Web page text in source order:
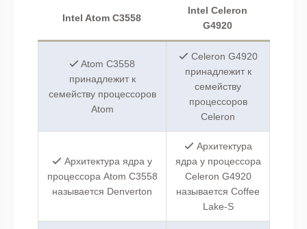
Intel Atom C3558
Intel Celeron
G4920
Atom C3558
принадлежит к
семейству процессоров
Atom
Celeron G4920
принадлежит к
семейству
процессоров
Celeron
Архитектура ядра у
процессора Atom C3558
называется Denverton
Архитектура
ядра у процессора
Celeron G4920
называется Coffee
Lake-S